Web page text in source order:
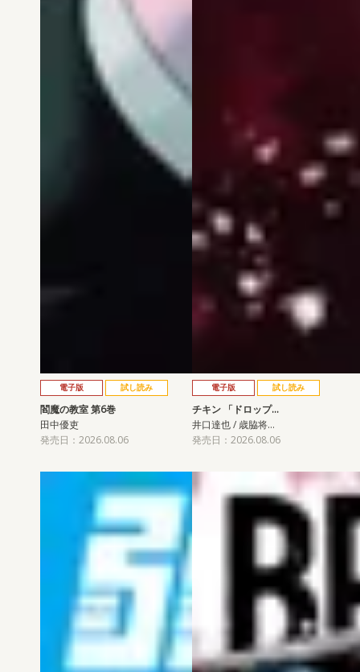
電子版 試し読み
閻魔の教室 第6巻
田中優吏
発売日：2026.08.06
電子版 試し読み
チキン 「ドロップ…
井口達也 / 歳脇将…
発売日：2026.08.06